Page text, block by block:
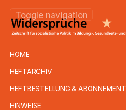
Toggle navigation
HOME
HEFTARCHIV
HEFTBESTELLUNG & ABONNEMENT
HINWEISE